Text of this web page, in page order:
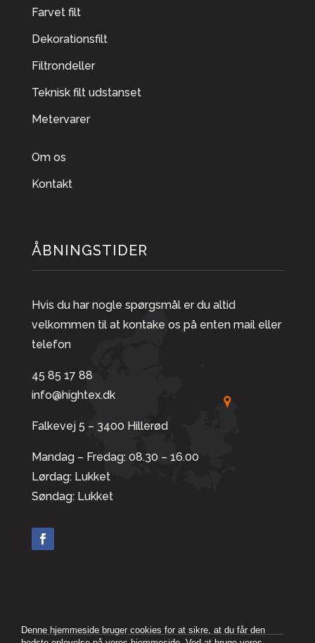
Farvet filt
Dekorationsfilt
Filtrondeller
Teknisk filt udstanset
Metervarer
Om os
Kontakt
ÅBNINGSTIDER
Hvis du har nogle spørgsmål er du altid
velkommen til at kontake os på enten mail eller
telefon
45 85 17 88
info@hightex.dk
Falkevej 5 – 3400 Hillerød
Mandag – Fredag: 08.30 – 16.00
Lørdag: Lukket
Søndag: Lukket
Denne hjemmeside bruger cookies for at sikre, at du får den